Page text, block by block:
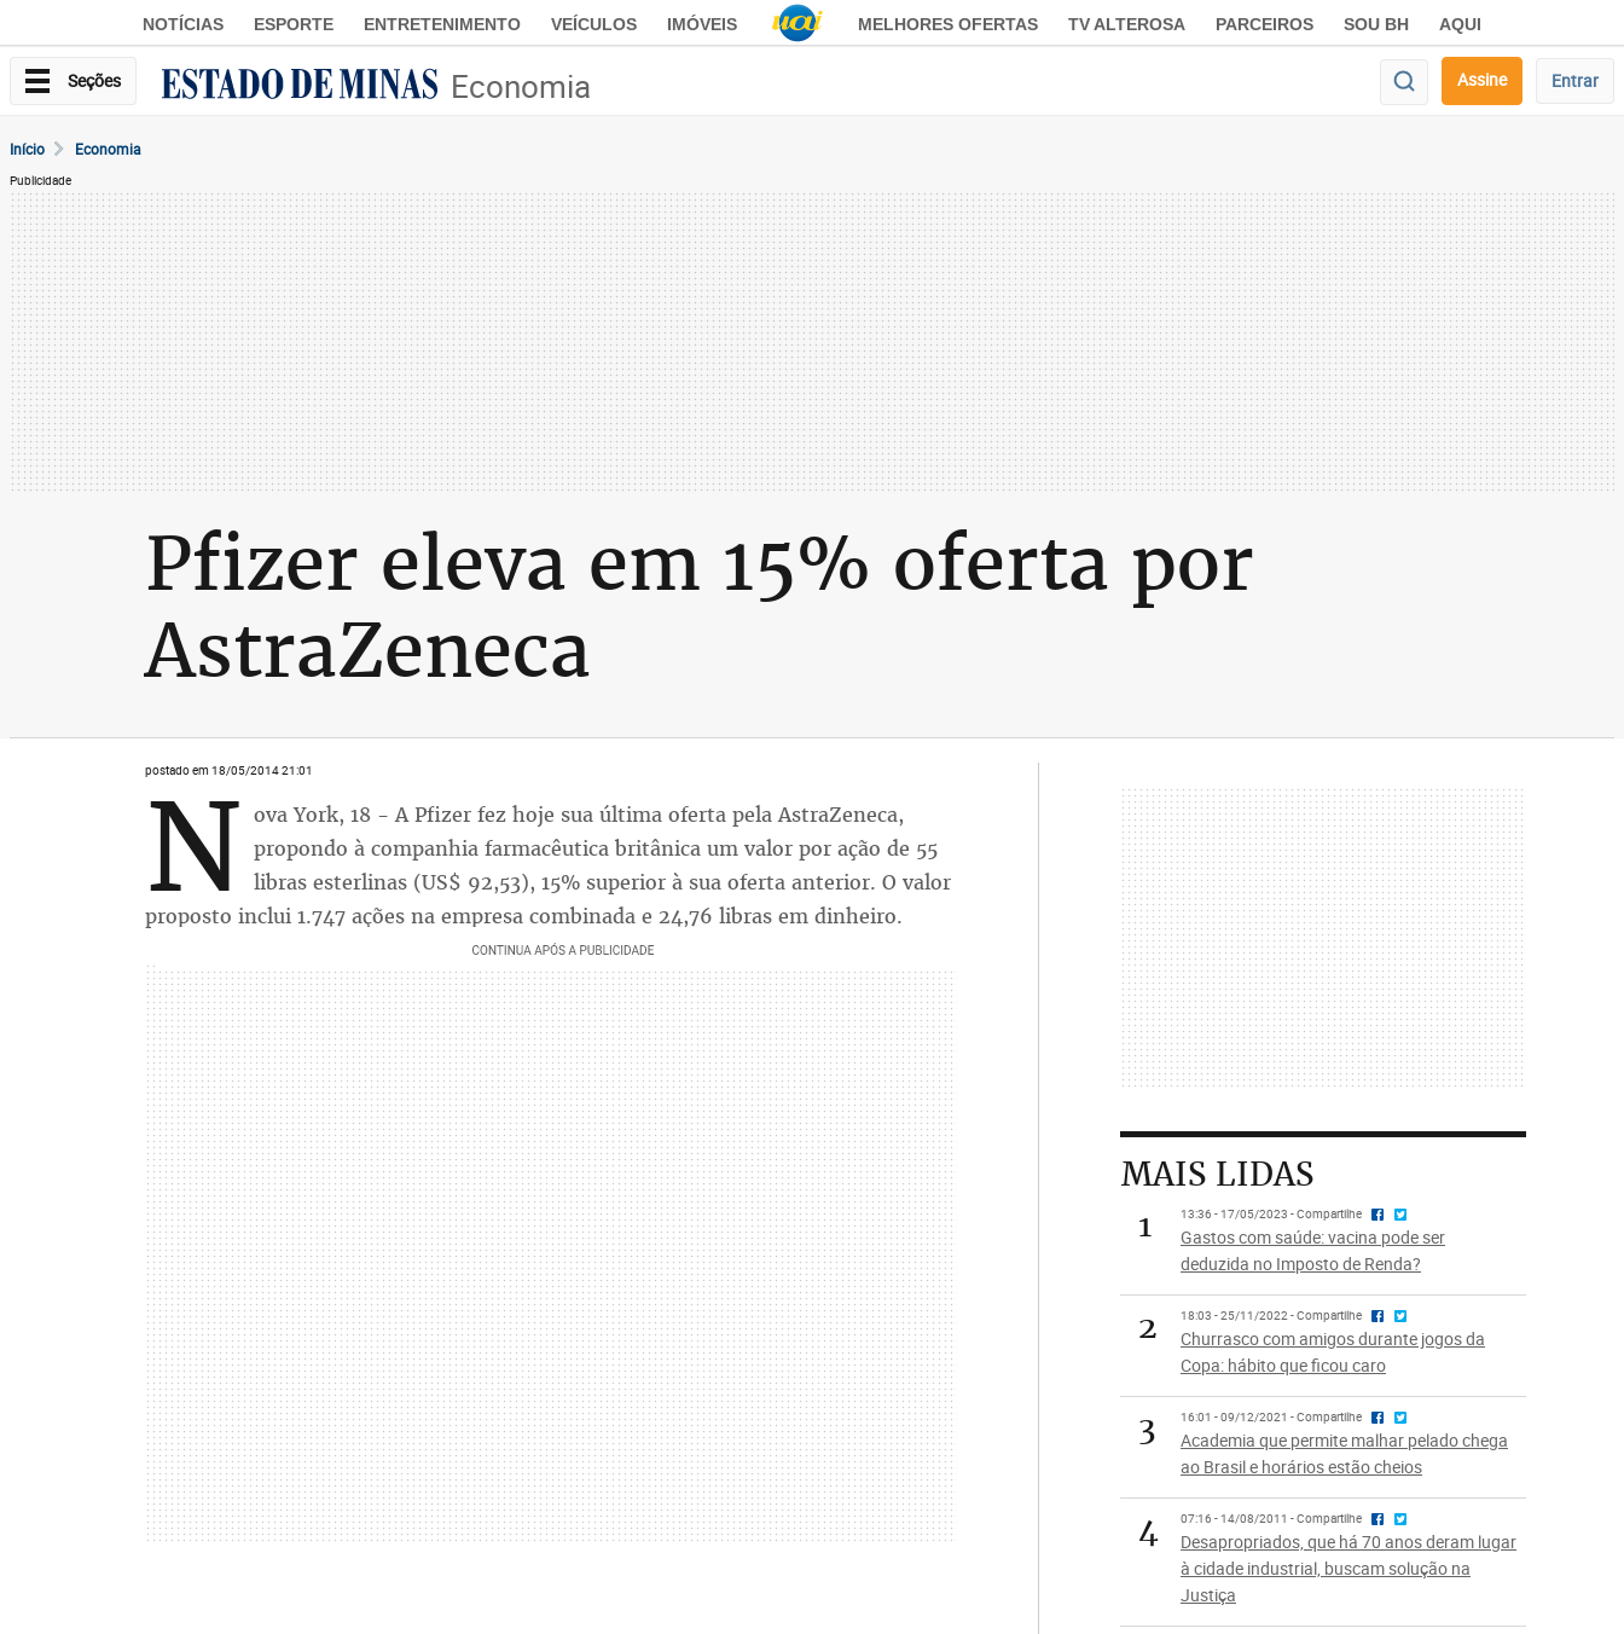
NOTÍCIAS ESPORTE ENTRETENIMENTO VEÍCULOS IMÓVEIS MELHORES OFERTAS TV ALTEROSA PARCEIROS SOU BH AQUI
Seções Economia Assine Entrar
Início Economia
Publicidade
Pfizer eleva em 15% oferta por
AstraZeneca
postado em 18/05/2014 21:01
N ova York, 18 - A Pfizer fez hoje sua última oferta pela AstraZeneca,
propondo à companhia farmacêutica britânica um valor por ação de 55
libras esterlinas (US$ 92,53), 15% superior à sua oferta anterior. O valor
proposto inclui 1.747 ações na empresa combinada e 24,76 libras em dinheiro.
MAIS LIDAS
1
13:36 - 17/05/2023 - Compartilhe
Gastos com saúde: vacina pode ser
deduzida no Imposto de Renda?
2 18:03 - 25/11/2022 - Compartilhe
Churrasco com amigos durante jogos da
Copa: hábito que ficou caro
3 16:01 - 09/12/2021 - Compartilhe
Academia que permite malhar pelado chega
ao Brasil e horários estão cheios
4 07:16 - 14/08/2011 - Compartilhe
Desapropriados, que há 70 anos deram lugar
à cidade industrial, buscam solução na
Justiça